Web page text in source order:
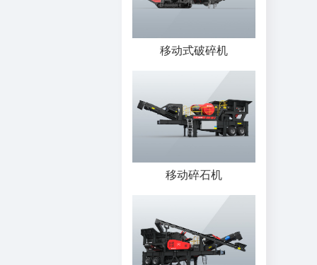
移动式破碎机
移动碎石机